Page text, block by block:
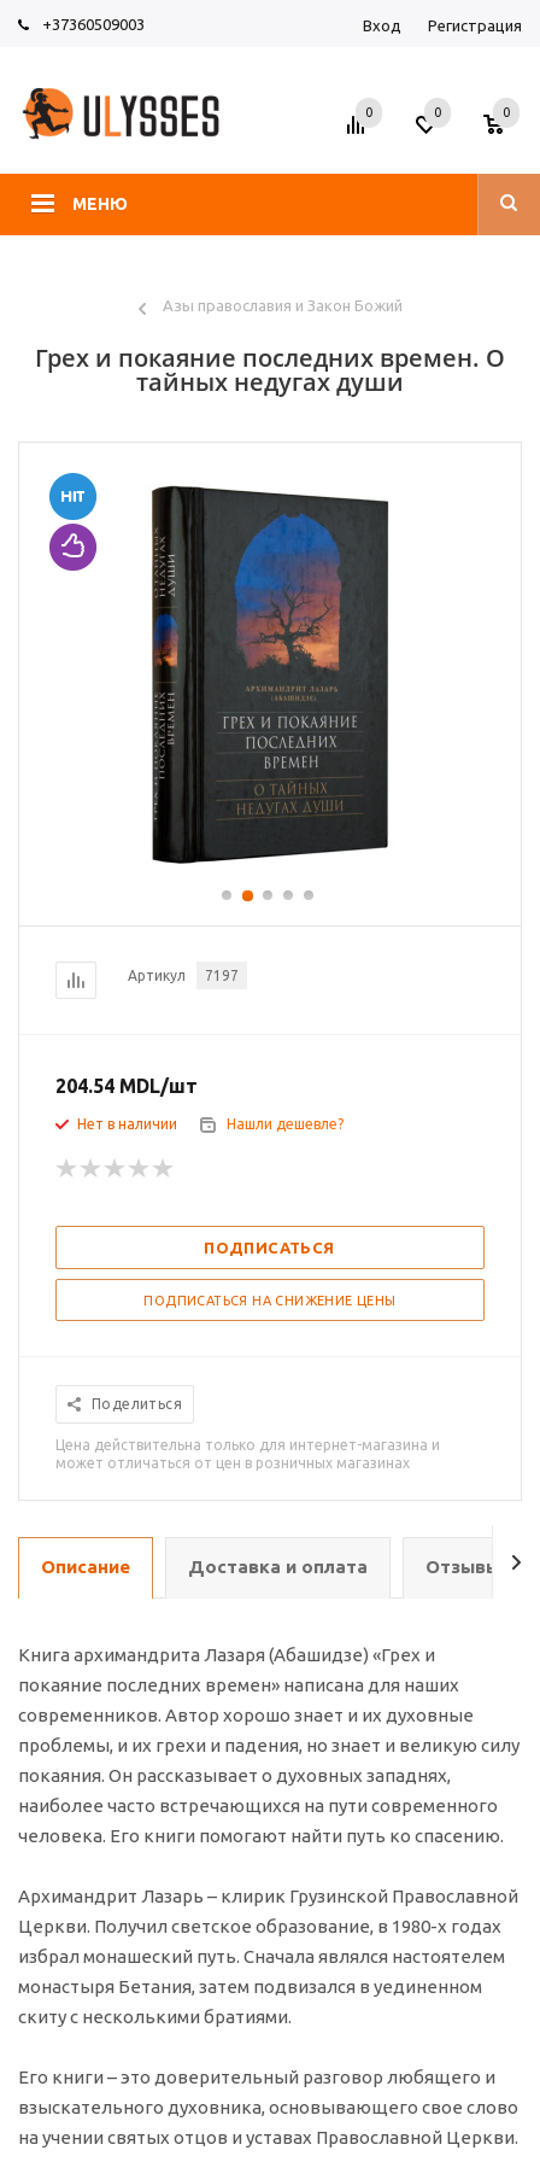
+37360509003 Вход Регистрация
МЕНЮ
0 0 0
Азы православия и Закон Божий
Грех и покаяние последних времен. О
тайных недугах души
Артикул 7197
204.54 MDL/шт
Нет в наличии Нашли дешевле?
ПОДПИСАТЬСЯ
ПОДПИСАТЬСЯ НА СНИЖЕНИЕ ЦЕНЫ
Поделиться
Цена действительна только для интернет-магазина и
может отличаться от цен в розничных магазинах
Описание Доставка и оплата Отзывы о
Книга архимандрита Лазаря (Абашидзе) «Грех и
покаяние последних времен» написана для наших
современников. Автор хорошо знает и их духовные
проблемы, и их грехи и падения, но знает и великую силу
покаяния. Он рассказывает о духовных западнях,
наиболее часто встречающихся на пути современного
человека. Его книги помогают найти путь ко спасению.
Архимандрит Лазарь – клирик Грузинской Православной
Церкви. Получил светское образование, в 1980-х годах
избрал монашеский путь. Сначала являлся настоятелем
монастыря Бетания, затем подвизался в уединенном
скиту с несколькими братиями.
Его книги – это доверительный разговор любящего и
взыскательного духовника, основывающего свое слово
на учении святых отцов и уставах Православной Церкви.